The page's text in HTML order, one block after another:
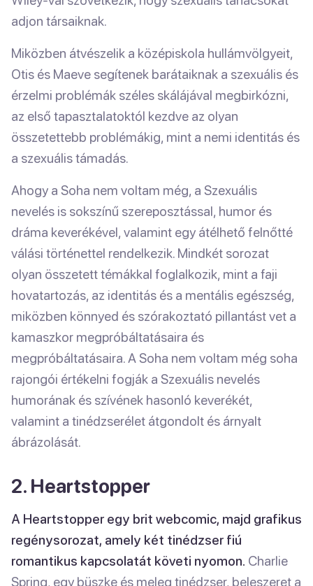
adjon társaiknak.
Miközben átvészelik a középiskola hullámvölgyeit,
Otis és Maeve segítenek barátaiknak a szexuális és
érzelmi problémák széles skálájával megbirkózni,
az első tapasztalatoktól kezdve az olyan
összetettebb problémákig, mint a nemi identitás és
a szexuális támadás.
Ahogy a Soha nem voltam még, a Szexuális
nevelés is sokszínű szereposztással, humor és
dráma keverékével, valamint egy átélhető felnőtté
válási történettel rendelkezik. Mindkét sorozat
olyan összetett témákkal foglalkozik, mint a faji
hovatartozás, az identitás és a mentális egészség,
miközben könnyed és szórakoztató pillantást vet a
kamaszkor megpróbáltatásaira és
megpróbáltatásaira. A Soha nem voltam még soha
rajongói értékelni fogják a Szexuális nevelés
humorának és szívének hasonló keverékét,
valamint a tinédzserélet átgondolt és árnyalt
ábrázolását.
2. Heartstopper
A Heartstopper egy brit webcomic, majd grafikus
regénysorozat, amely két tinédzser fiú
romantikus kapcsolatát követi nyomon. Charlie
Spring, egy büszke és meleg tinédzser, beleszeret a